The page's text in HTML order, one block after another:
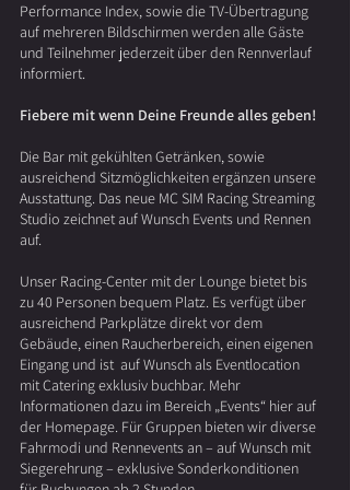
Performance Index, sowie die TV-Übertragung
auf mehreren Bildschirmen werden alle Gäste
und Teilnehmer jederzeit über den Rennverlauf
informiert.
Fiebere mit wenn Deine Freunde alles geben!
Die Bar mit gekühlten Getränken, sowie
ausreichend Sitzmöglichkeiten ergänzen unsere
Ausstattung. Das neue MC SIM Racing Streaming
Studio zeichnet auf Wunsch Events und Rennen
auf.
Unser Racing-Center mit der Lounge bietet bis
zu 40 Personen bequem Platz. Es verfügt über
ausreichend Parkplätze direkt vor dem
Gebäude, einen Raucherbereich, einen eigenen
Eingang und ist auf Wunsch als Eventlocation
mit Catering exklusiv buchbar. Mehr
Informationen dazu im Bereich „Events“ hier auf
der Homepage. Für Gruppen bieten wir diverse
Fahrmodi und Rennevents an – auf Wunsch mit
Siegerehrung – exklusive Sonderkonditionen